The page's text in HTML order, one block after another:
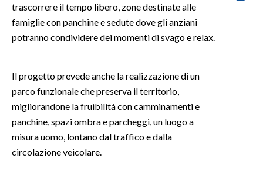
GOSSIP
SALUTE
SARDI NEL MONDO
NOTIZIE
EVENTI
#CARAUNIONE
trascorrere il tempo libero, zone destinate alle
famiglie con panchine e sedute dove gli anziani
potranno condividere dei momenti di svago e relax.
Il progetto prevede anche la realizzazione di un
parco funzionale che preserva il territorio,
migliorandone la fruibilità con camminamenti e
panchine, spazi ombra e parcheggi, un luogo a
misura uomo, lontano dal traffico e dalla
circolazione veicolare.